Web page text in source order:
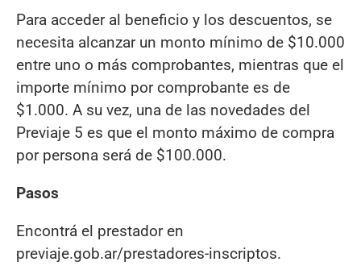
Para acceder al beneficio y los descuentos, se
necesita alcanzar un monto mínimo de $10.000
entre uno o más comprobantes, mientras que el
importe mínimo por comprobante es de
$1.000. A su vez, una de las novedades del
Previaje 5 es que el monto máximo de compra
por persona será de $100.000.
Pasos
Encontrá el prestador en
previaje.gob.ar/prestadores-inscriptos.